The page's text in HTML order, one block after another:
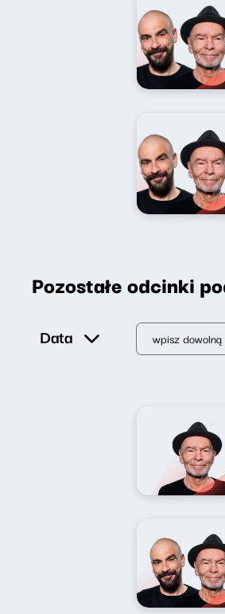
Pozostałe odcinki
Data